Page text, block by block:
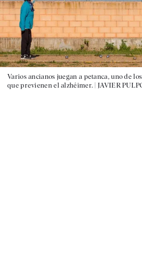
Varios ancianos juegan a petanca, uno de
que previenen el alzhéimer. |JAVIER